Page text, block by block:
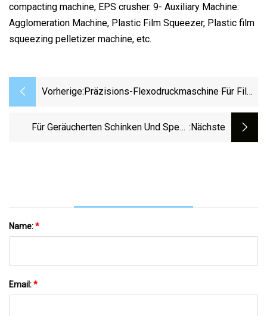
compacting machine, EPS crusher. 9- Auxiliary Machine:
Agglomeration Machine, Plastic Film Squeezer, Plastic film
squeezing pelletizer machine, etc.
Vorherige:Präzisions-Flexodruckmaschine Für Film
Für Geräucherten Schinken Und Speck :nächste
Name:*
Email:*